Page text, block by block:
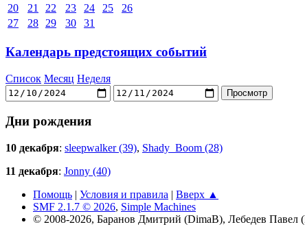
20
21 22 23 24 25
26
27
28 29 30 31
Календарь предстоящих событий
Список Месяц Неделя
Дни рождения
10 декабря: sleepwalker (39), Shady_Boom (28)
11 декабря: Jonny (40)
Помощь | Условия и правила | Вверх ▲
SMF 2.1.7 © 2026, Simple Machines
© 2008-2026, Баранов Дмитрий (DimaB), Лебедев Павел